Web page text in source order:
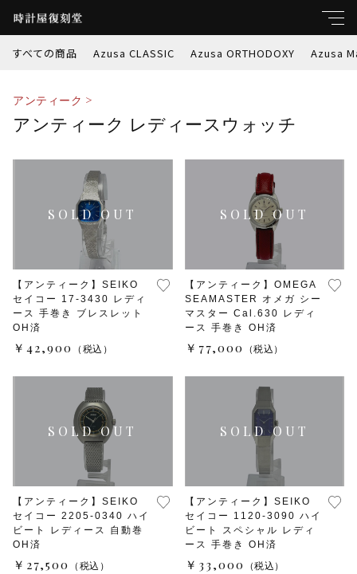
すべての商品 Azusa CLASSIC Azusa ORTHODOXY Azusa
アンティーク >
アンティーク レディースウォッチ
【アンティーク】SEIKO
セイコー 17-3430 レディ
ース 手巻き ブレスレット
OH済
￥42,900 （税込）
【アンティーク】OMEGA
SEAMASTER オメガ シー
マスター Cal.630 レディ
ース 手巻き OH済
￥77,000 （税込）
【アンティーク】SEIKO
セイコー 2205-0340 ハイ
ビート レディース 自動巻
OH済
￥27,500 （税込）
【アンティーク】SEIKO
セイコー 1120-3090 ハイ
ビート スペシャル レディ
ース 手巻き OH済
￥33,000 （税込）
Azusa PREMIER
Azusa RETROSPEC
TMPL
SEIKO
KENTEX
親カテゴリ
子カテゴリ
価格帯
並び順
その他
在庫あり